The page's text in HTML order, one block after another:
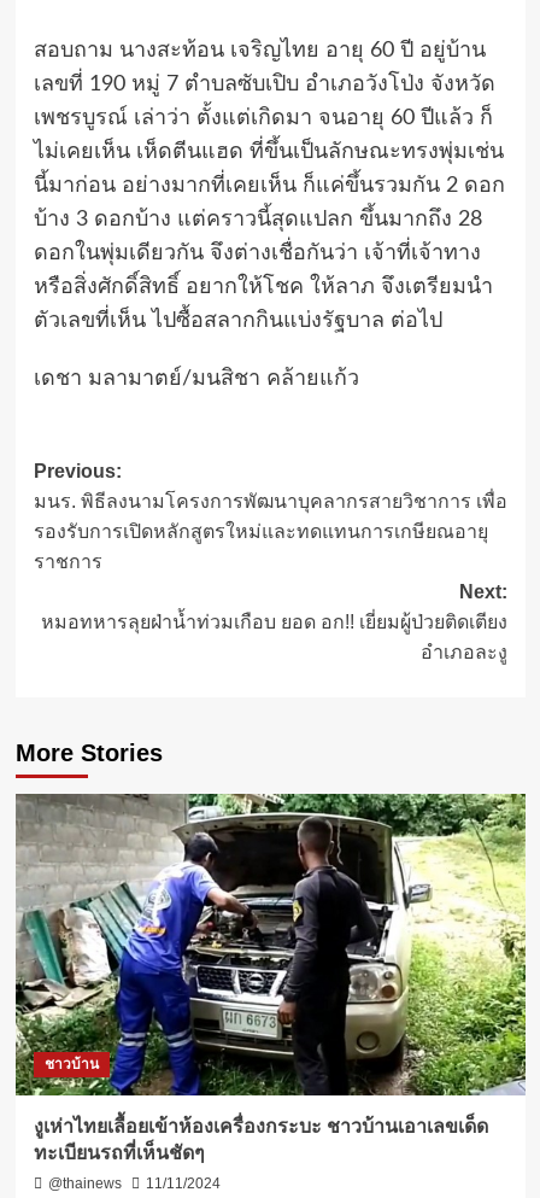
สอบถาม นางสะท้อน เจริญไทย อายุ 60 ปี อยู่บ้าน
เลขที่ 190 หมู่ 7 ตำบลซับเปิบ อำเภอวังโป่ง จังหวัด
เพชรบูรณ์ เล่าว่า ตั้งแต่เกิดมา จนอายุ 60 ปีแล้ว ก็
ไม่เคยเห็น เห็ดตีนแฮด ที่ขึ้นเป็นลักษณะทรงพุ่มเช่น
นี้มาก่อน อย่างมากที่เคยเห็น ก็แค่ขึ้นรวมกัน 2 ดอก
บ้าง 3 ดอกบ้าง แต่คราวนี้สุดแปลก ขึ้นมากถึง 28
ดอกในพุ่มเดียวกัน จึงต่างเชื่อกันว่า เจ้าที่เจ้าทาง
หรือสิ่งศักดิ์สิทธิ์ อยากให้โชค ให้ลาภ จึงเตรียมนำ
ตัวเลขที่เห็น ไปซื้อสลากกินแบ่งรัฐบาล ต่อไป
เดชา มลามาตย์/มนสิชา คล้ายแก้ว
Post
navigation
Previous:
มนร. พิธีลงนามโครงการพัฒนาบุคลากรสายวิชาการ เพื่อ
รองรับการเปิดหลักสูตรใหม่และทดแทนการเกษียณอายุ
ราชการ
Next:
หมอทหารลุยฝ่าน้ำท่วมเกือบ ยอด อก!! เยี่ยมผู้ป่วยติดเตียง
อำเภอละงู
More Stories
ชาวบ้าน
งูเห่าไทยเลื้อยเข้าห้องเครื่องกระบะ ชาวบ้านเอาเลขเด็ด
ทะเบียนรถที่เห็นชัดๆ
@thainews 11/11/2024